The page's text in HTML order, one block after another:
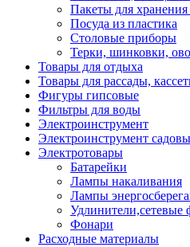
Пакеты для
Посуда из пластика
Столовые приборы
Терки, шинковки,
Товары для отдыха
Товары для рассады,
Фигуры гипсовые
Фильтры для воды
Электроинструмент
Электроинструмент
Электротовары
Батарейки
Лампы накаливания
Лампы
Удлинители,сетевые
Фонари
Расходные материалы